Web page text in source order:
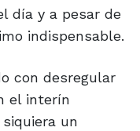
día y a pesar de
indispensable.
con desregular
el interín
un